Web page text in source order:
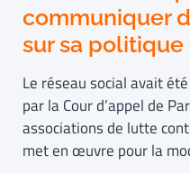
communiquer
sur sa
Le réseau social avait
par la Cour d’appel de
associations de lutte
met en œuvre pour la